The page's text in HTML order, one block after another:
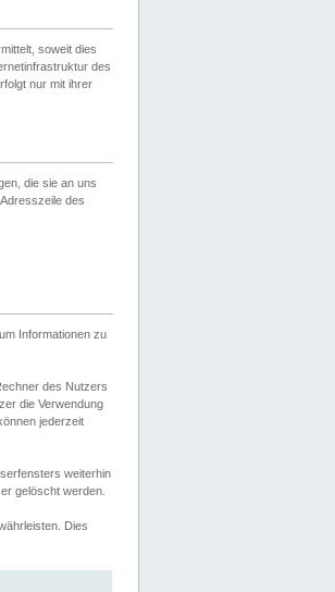
soweit dies
des
nur mit ihrer
die sie an uns
des
Informationen zu
des Nutzers
die Verwendung
jederzeit
weiterhin
gelöscht werden.
Dies